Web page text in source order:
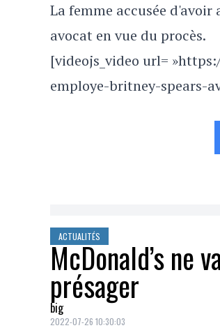
La femme accusée
avocat en vue du procès.
[videojs_video url=
employe-britney-spears-
ACTUALITÉS
McDonald’s ne
présager
big
2022-07-26 10:30:03